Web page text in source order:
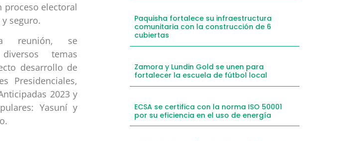
proceso electoral
seguro.
reunión, se
temas
desarrollo de
Presidenciales,
2023 y
Yasuní y
Paquisha fortalece su infraestructura
comunitaria con la construcción de 6
cubiertas
Zamora y Lundin Gold se unen para
fortalecer la escuela de fútbol local
ECSA se certifica con la norma ISO 50001
por su eficiencia en el uso de energía